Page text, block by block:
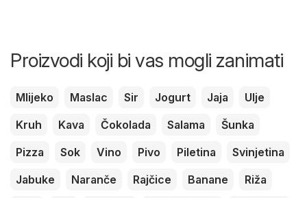
Proizvodi koji bi vas mogli zanimati
Mlijeko Maslac Sir Jogurt Jaja
Ulje
Kruh
Kava Čokolada Salama
Šunka
Pizza
Sok Vino Pivo Piletina
Svinjetina
Jabuke
Naranče Rajčice Banane
Riža